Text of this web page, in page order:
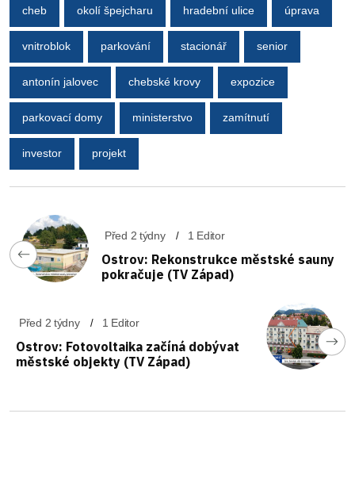
cheb okolí špejcharu hradební ulice úprava
vnitroblok parkování stacionář senior
antonín jalovec chebské krovy expozice
parkovací domy ministerstvo zamítnutí
investor projekt
Před 2 týdny 1 Editor
Ostrov: Rekonstrukce městské sauny
pokračuje (TV Západ)
Před 2 týdny 1 Editor
Ostrov: Fotovoltaika začíná dobývat
městské objekty (TV Západ)